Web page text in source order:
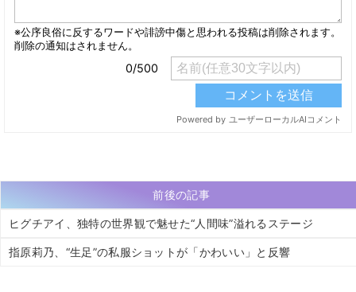
前後の記事
ヒグチアイ、独特の世界観で魅せた“人間味”溢れるステージ
指原莉乃、“生足”の私服ショットが「かわいい」と反響